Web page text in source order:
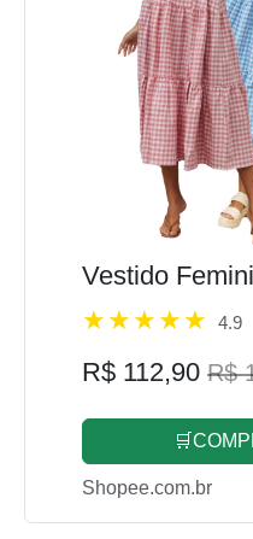
Vestido
4.9
R$ 112,90 R$
Shopee.com.br